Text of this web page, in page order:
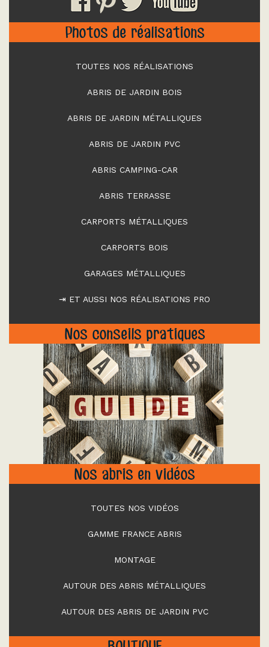
Photos de réalisations
TOUTES NOS RÉALISATIONS
ABRIS DE JARDIN BOIS
ABRIS DE JARDIN MÉTALLIQUES
ABRIS DE JARDIN PVC
ABRIS CAMPING-CAR
ABRIS TERRASSE
CARPORTS MÉTALLIQUES
CARPORTS BOIS
GARAGES MÉTALLIQUES
⇥ ET AUSSI NOS RÉALISATIONS PRO
Nos conseils pratiques
"
Nos abris en vidéos
TOUTES NOS VIDÉOS
GAMME FRANCE ABRIS
MONTAGE
AUTOUR DES ABRIS MÉTALLIQUES
AUTOUR DES ABRIS DE JARDIN PVC